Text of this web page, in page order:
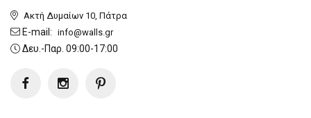
Ακτή Δυμαίων 10, Πάτρα
E-mail: info@walls.gr
Δευ.-Παρ. 09:00-17:00